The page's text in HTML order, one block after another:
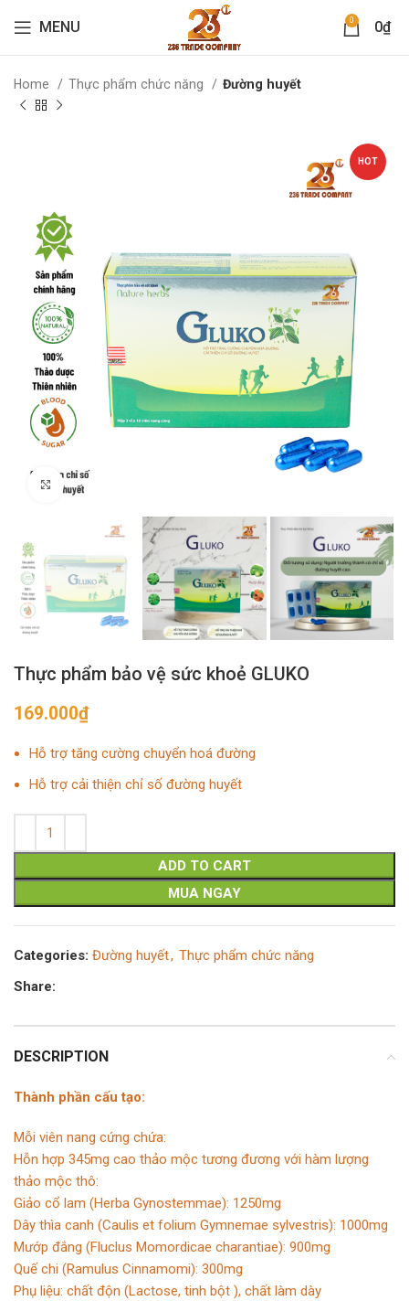
MENU 0 0₫
Home Thực phẩm chức năng Đường huyết
HOT
Click to enlarge
Thực phẩm bảo vệ sức khoẻ GLUKO
169.000₫
Hỗ trợ tăng cường chuyển hoá đường
Hỗ trợ cải thiện chỉ số đường huyết
ADD TO CART
MUA NGAY
Categories: Đường huyết, Thực phẩm chức năng
Share:
DESCRIPTION
Thành phần cấu tạo:
Mỗi viên nang cứng chứa:
Hỗn hợp 345mg cao thảo mộc tương đương với hàm lượng
thảo mộc thô:
Giảo cổ lam (Herba Gynostemmae): 1250mg
Dây thìa canh (Caulis et folium Gymnemae sylvestris): 1000mg
Mướp đắng (Fluclus Momordicae charantiae): 900mg
Quế chi (Ramulus Cinnamomi): 300mg
Phụ liệu: chất độn (Lactose, tinh bột ), chất làm dày